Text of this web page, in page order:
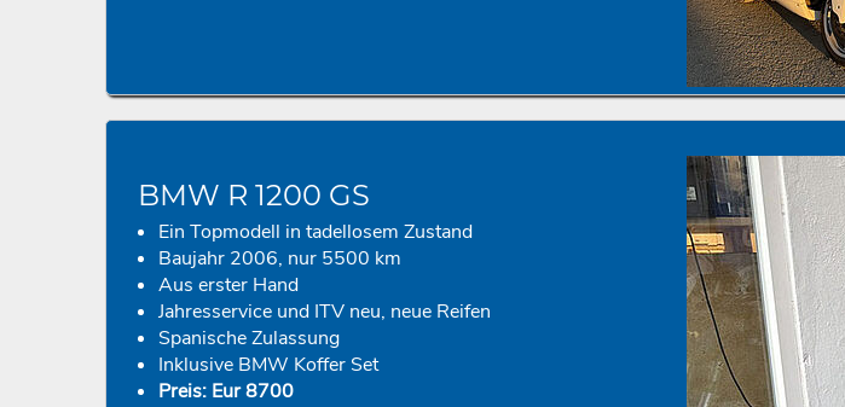
BMW R 1200 GS
Ein Topmodell in tadellosem Zustand
Baujahr 2006, nur 5500 km
Aus erster Hand
Jahresservice und ITV neu, neue Reifen
Spanische Zulassung
Inklusive BMW Koffer Set
Preis: Eur 8700